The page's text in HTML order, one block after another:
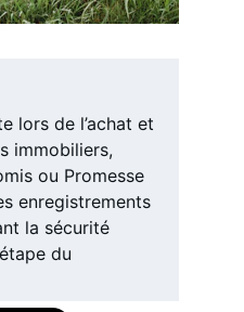
lors de l’achat et
immobiliers,
ou Promesse
enregistrements
la sécurité
du